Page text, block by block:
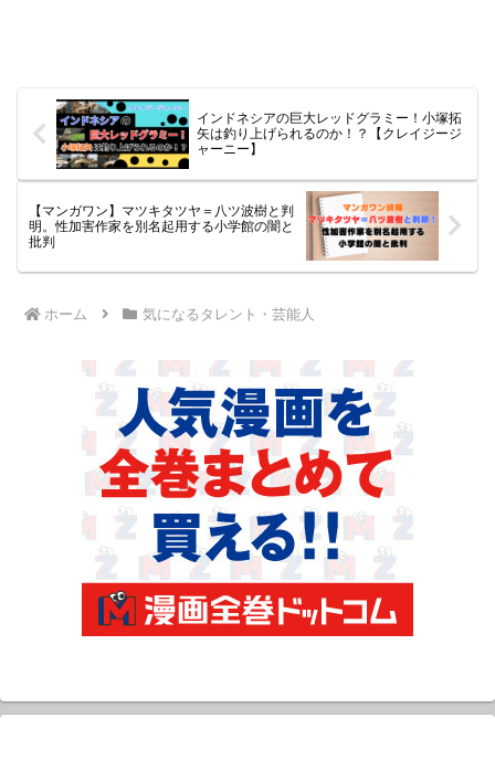
インドネシアの巨大レッドグラミー！小塚拓
矢は釣り上げられるのか！？【クレイジージ
ャーニー】
【マンガワン】マツキタツヤ＝八ツ波樹と判
明。性加害作家を別名起用する小学館の闇と
批判
ホーム 気になるタレント・芸能人